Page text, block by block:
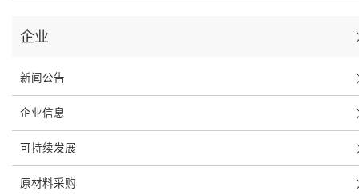
企业
新闻公告
企业信息
可持续发展
原材料采购